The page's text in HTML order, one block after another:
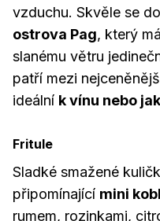
vzduchu. Skvěle se
ostrova Pag, který
slanému větru
patří mezi
ideální k vínu nebo
Fritule
Sladké smažené
připomínající mini
rumem, rozinkami,